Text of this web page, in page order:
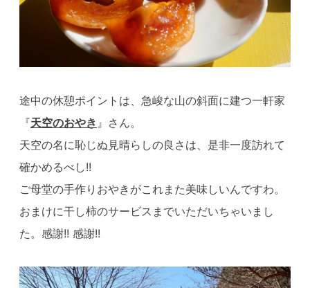
途中の休憩ポイントは、急峻な山の斜面に建つ一軒家
『天空のおやき 』さん。
天空の名に恥じぬ見晴らしの良さは、是非一度訪れて
確かめるべし!!
ご母堂の手作りおやきがこれまた美味しいんですわ。
おまけに干し柿のサービスまでいただいちゃいまし
た。感謝!! 感謝!!